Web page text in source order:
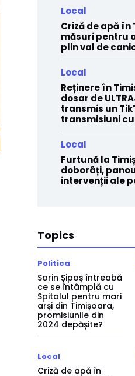
Local
Criză de apă în
măsuri pentru
plin val de
Local
Reținere în
dosar de
transmis un
transmisiuni
Local
Furtună la
doborâți,
intervenții ale
Topics
Politica
Sorin Șipoș întreabă
ce se întâmplă cu
Spitalul pentru mari
arși din Timișoara,
promisiunile din
2024 depășite?
Local
Criză de apă în